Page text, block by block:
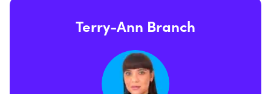
Terry-Ann Branch